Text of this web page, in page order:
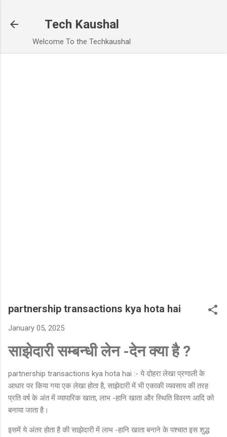
Tech Kaushal
Welcome To the Techkaushal
partnership transactions kya hota hai
January 05, 2025
साझेदारी सम्बन्धी लेन -देन क्या है ?
partnership transactions kya hota hai :- ये दोहरा लेखा प्रणाली के
आधार पर किया गया एक लेखा होता है, साझेदारी में भी एकाकी व्यवसाय की तरह
प्रति वर्ष के अंत में व्यापारिक खाता, लाभ -हानि खाता और स्थिति विवरण आदि को
बनाया जाता है।
इसमें ये अंतर होता है की साझेदारी में लाभ -हानि खाता बनाने के पश्चात इस शुद्ध